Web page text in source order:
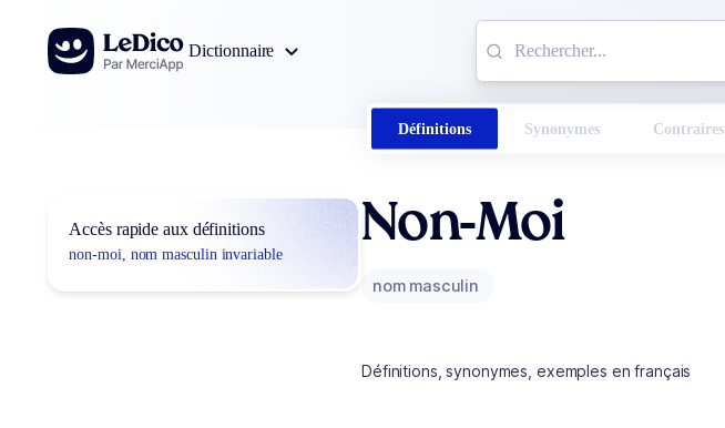
Aller au contenu
Dictionnaire
Définitions Synonymes Contraires
Accès rapide aux définitions
non-moi, nom masculin invariable
Non-Moi
nom masculin
Définitions, synonymes, exemples en français